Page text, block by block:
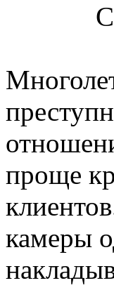
проще
камеры